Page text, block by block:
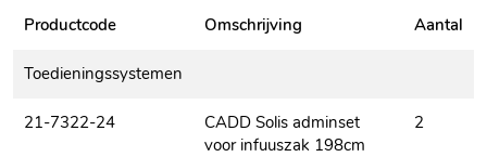
Productcode Omschrijving Aantal
Toedieningssystemen
21-7322-24
CADD Solis adminset
voor infuuszak 198cm
2